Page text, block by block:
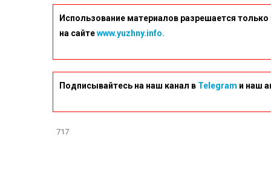
Использование материалов разрешается
на сайтеwww.yuzhny.info.
Подписывайтесь на наш канал в Telegram и наш
717